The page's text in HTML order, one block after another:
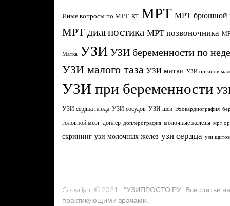
Иные вопросы по МРТ КТ МРТ МРТ брюшной
МРТ диагностика МРТ позвоночника
Матка УЗИ УЗИ беременности по
УЗИ малого таза УЗИ матки УЗИ органов
УЗИ при беременности
УЗИ сердца плода УЗИ сосудов УЗИ шеи Эхокардиография
головной мозг доплер доплерография молочные железы мрт
скрининг узи молочных желез узи сердца узи
Copyright © 2021 | "УЗИПРОСТО.РУ" Все статьи
практикующими врачами.